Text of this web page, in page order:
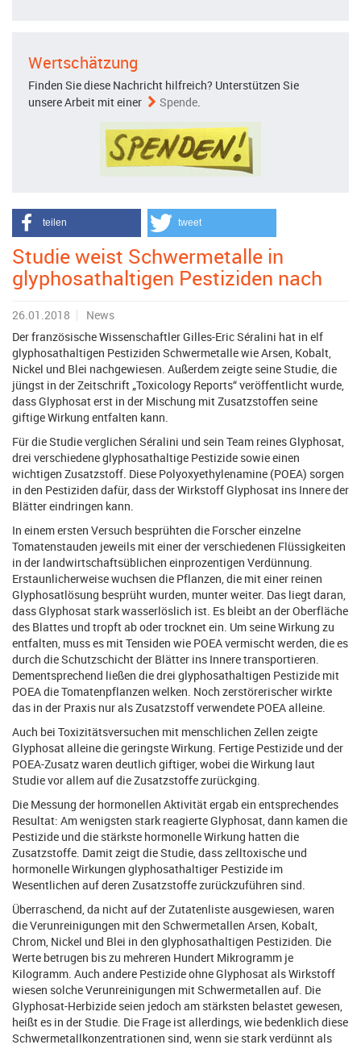
Wertschätzung
Finden Sie diese Nachricht hilfreich? Unterstützen Sie
unsere Arbeit mit einer
Spende.
teilen tweet
Studie weist Schwermetalle in
glyphosathaltigen Pestiziden nach
26.01.2018
News
Der französische Wissenschaftler Gilles-Eric Séralini hat in elf
glyphosathaltigen Pestiziden Schwermetalle wie Arsen, Kobalt,
Nickel und Blei nachgewiesen. Außerdem zeigte seine Studie, die
jüngst in der Zeitschrift „Toxicology Reports“ veröffentlicht wurde,
dass Glyphosat erst in der Mischung mit Zusatzstoffen seine
giftige Wirkung entfalten kann.
Für die Studie verglichen Séralini und sein Team reines Glyphosat,
drei verschiedene glyphosathaltige Pestizide sowie einen
wichtigen Zusatzstoff. Diese Polyoxyethylenamine (POEA) sorgen
in den Pestiziden dafür, dass der Wirkstoff Glyphosat ins Innere der
Blätter eindringen kann.
In einem ersten Versuch besprühten die Forscher einzelne
Tomatenstauden jeweils mit einer der verschiedenen Flüssigkeiten
in der landwirtschaftsüblichen einprozentigen Verdünnung.
Erstaunlicherweise wuchsen die Pflanzen, die mit einer reinen
Glyphosatlösung besprüht wurden, munter weiter. Das liegt daran,
dass Glyphosat stark wasserlöslich ist. Es bleibt an der Oberfläche
des Blattes und tropft ab oder trocknet ein. Um seine Wirkung zu
entfalten, muss es mit Tensiden wie POEA vermischt werden, die es
durch die Schutzschicht der Blätter ins Innere transportieren.
Dementsprechend ließen die drei glyphosathaltigen Pestizide mit
POEA die Tomatenpflanzen welken. Noch zerstörerischer wirkte
das in der Praxis nur als Zusatzstoff verwendete POEA alleine.
Auch bei Toxizitätsversuchen mit menschlichen Zellen zeigte
Glyphosat alleine die geringste Wirkung. Fertige Pestizide und der
POEA-Zusatz waren deutlich giftiger, wobei die Wirkung laut
Studie vor allem auf die Zusatzstoffe zurückging.
Die Messung der hormonellen Aktivität ergab ein entsprechendes
Resultat: Am wenigsten stark reagierte Glyphosat, dann kamen die
Pestizide und die stärkste hormonelle Wirkung hatten die
Zusatzstoffe. Damit zeigt die Studie, dass zelltoxische und
hormonelle Wirkungen glyphosathaltiger Pestizide im
Wesentlichen auf deren Zusatzstoffe zurückzuführen sind.
Überraschend, da nicht auf der Zutatenliste ausgewiesen, waren
die Verunreinigungen mit den Schwermetallen Arsen, Kobalt,
Chrom, Nickel und Blei in den glyphosathaltigen Pestiziden. Die
Werte betrugen bis zu mehreren Hundert Mikrogramm je
Kilogramm. Auch andere Pestizide ohne Glyphosat als Wirkstoff
wiesen solche Verunreinigungen mit Schwermetallen auf. Die
Glyphosat-Herbizide seien jedoch am stärksten belastet gewesen,
heißt es in der Studie. Die Frage ist allerdings, wie bedenklich diese
Schwermetallkonzentrationen sind, wenn sie stark verdünnt als